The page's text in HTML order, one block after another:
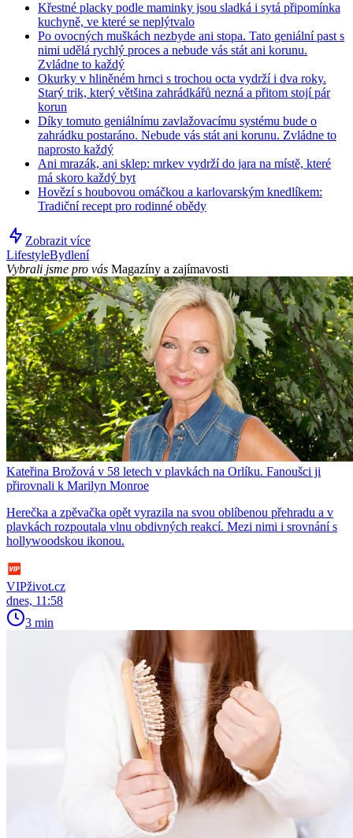
Křestné placky podle maminky jsou sladká i sytá připomínka
kuchyně, ve které se neplýtvalo
Po ovocných muškách nezbyde ani stopa. Tato geniální past s
nimi udělá rychlý proces a nebude vás stát ani korunu.
Zvládne to každý
Okurky v hliněném hrnci s trochou octa vydrží i dva roky.
Starý trik, který většina zahrádkářů nezná a přitom stojí pár
korun
Díky tomuto geniálnímu zavlažovacímu systému bude o
zahrádku postaráno. Nebude vás stát ani korunu. Zvládne to
naprosto každý
Ani mrazák, ani sklep: mrkev vydrží do jara na místě, které
má skoro každý byt
Hovězí s houbovou omáčkou a karlovarským knedlíkem:
Tradiční recept pro rodinné obědy
Zobrazit více
LifestyleBydlení
Vybrali jsme pro vás Magazíny a zajímavosti
Kateřina Brožová v 58 letech v plavkách na Orlíku. Fanoušci ji
přirovnali k Marilyn Monroe
Herečka a zpěvačka opět vyrazila na svou oblíbenou přehradu a v
plavkách rozpoutala vlnu obdivných reakcí. Mezi nimi i srovnání s
hollywoodskou ikonou.
VIPživot.cz
dnes, 11:58
3 min